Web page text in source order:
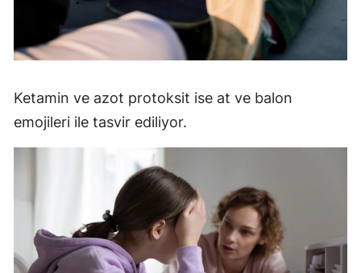
Ketamin ve azot protoksit ise at ve balon
emojileri ile tasvir ediliyor.